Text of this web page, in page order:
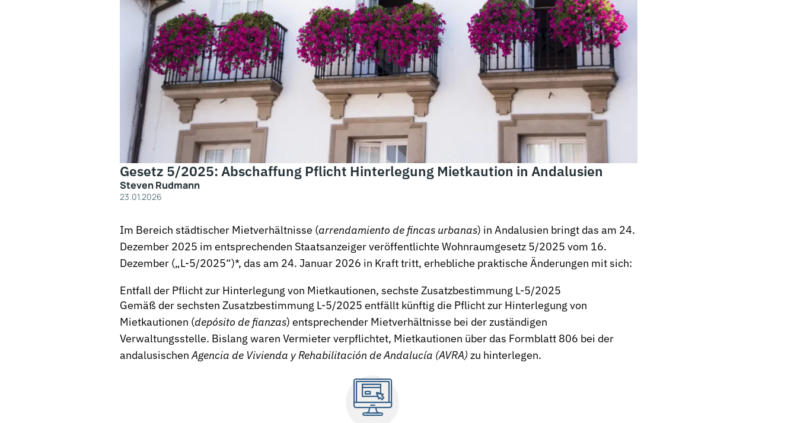
Gesetz 5/2025: Abschaffung Pflicht Hinterlegung Mietkaution in Andalusien
Steven Rudmann
23.01.2026
Im Bereich städtischer Mietverhältnisse (arrendamiento de fincas urbanas) in Andalusien bringt das am 24.
Dezember 2025 im entsprechenden Staatsanzeiger veröffentlichte Wohnraumgesetz 5/2025 vom 16.
Dezember („L-5/2025“)*, das am 24. Januar 2026 in Kraft tritt, erhebliche praktische Änderungen mit sich:
Entfall der Pflicht zur Hinterlegung von Mietkautionen, sechste Zusatzbestimmung L-5/2025
Gemäß der sechsten Zusatzbestimmung L-5/2025 entfällt künftig die Pflicht zur Hinterlegung von
Mietkautionen (depósito de fianzas) entsprechender Mietverhältnisse bei der zuständigen
Verwaltungsstelle. Bislang waren Vermieter verpflichtet, Mietkautionen über das Formblatt 806 bei der
andalusischenAgencia de Vivienda y Rehabilitación de Andalucía (AVRA) zu hinterlegen.